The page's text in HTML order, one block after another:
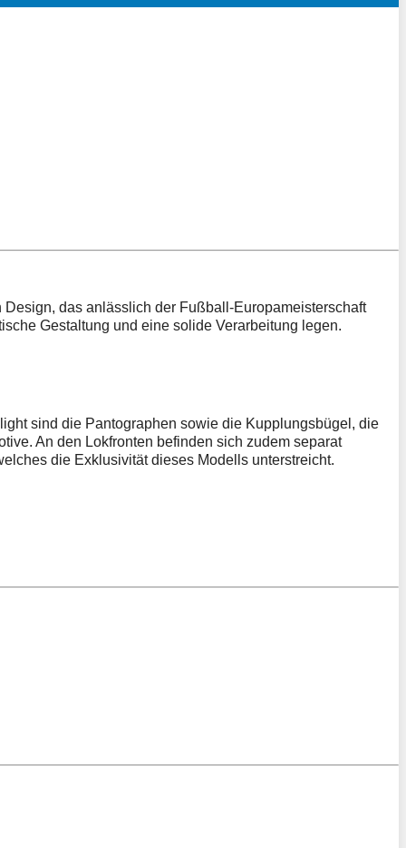
das anlässlich der Fußball-Europameisterschaft
Gestaltung und eine solide Verarbeitung legen.
sind die Pantographen sowie die Kupplungsbügel, die
An den Lokfronten befinden sich zudem separat
die Exklusivität dieses Modells unterstreicht.